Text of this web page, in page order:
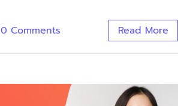
0 Comments Read More